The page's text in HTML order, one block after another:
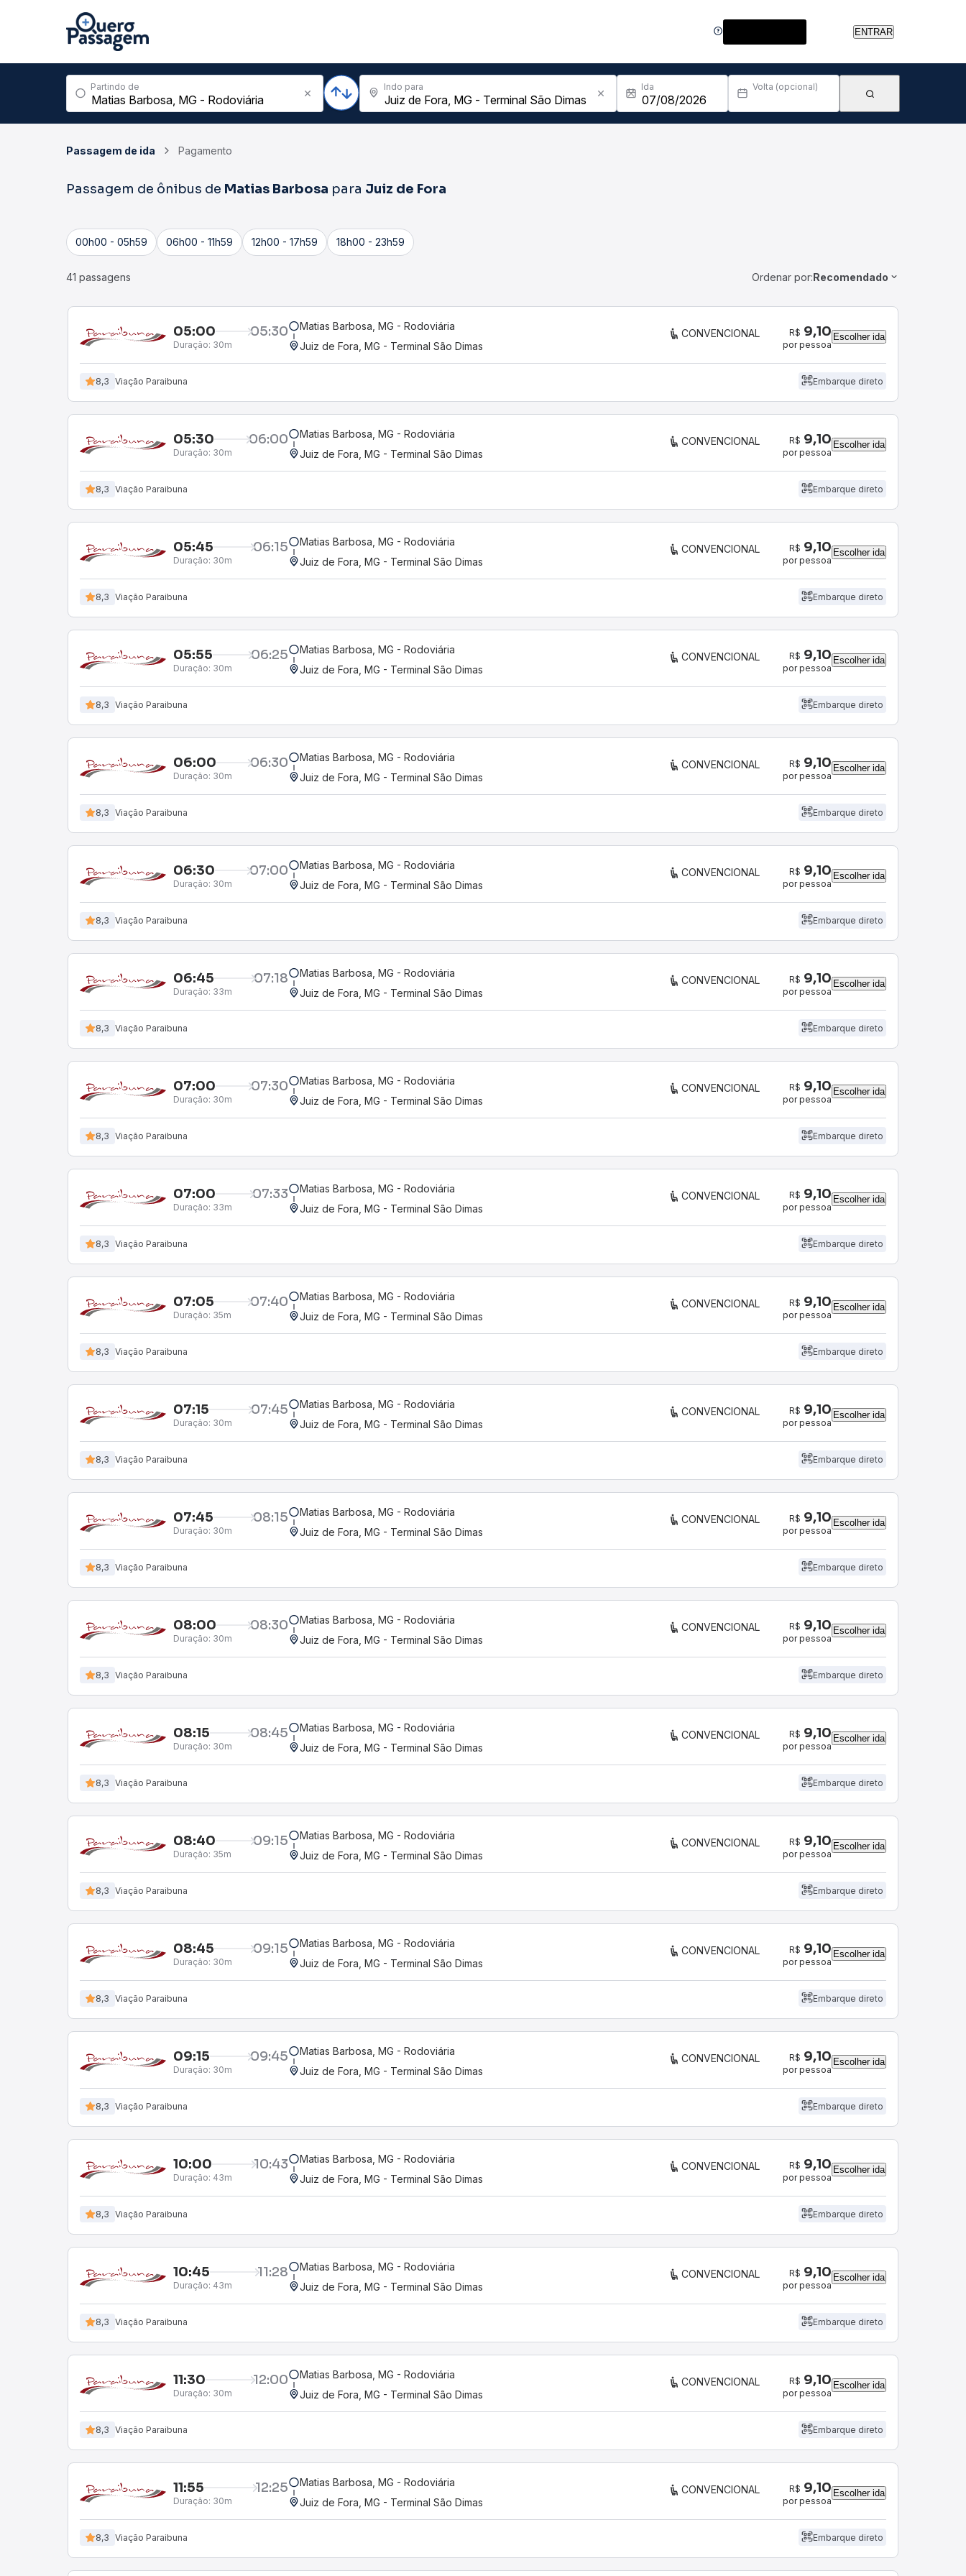
ENTRAR
Partindo de Indo para Ida Volta (opcional)
Passagem de ida Pagamento
Passagem de ônibus de Matias Barbosa para Juiz de Fora
00h00 - 05h59 06h00 - 11h59 12h00 - 17h59 18h00 - 23h59
41 passagens Ordenar por:Recomendado
05:00 05:30
Duração: 30m
Matias Barbosa, MG - Rodoviária
Juiz de Fora, MG - Terminal São Dimas
CONVENCIONAL R$ 9,10
por pessoa
Escolher ida
8,3 Viação Paraibuna Embarque direto
05:30 06:00
Duração: 30m
Matias Barbosa, MG - Rodoviária
Juiz de Fora, MG - Terminal São Dimas
CONVENCIONAL R$ 9,10
por pessoa
Escolher ida
8,3 Viação Paraibuna Embarque direto
05:45 06:15
Duração: 30m
Matias Barbosa, MG - Rodoviária
Juiz de Fora, MG - Terminal São Dimas
CONVENCIONAL R$ 9,10
por pessoa
Escolher ida
8,3 Viação Paraibuna Embarque direto
05:55 06:25
Duração: 30m
Matias Barbosa, MG - Rodoviária
Juiz de Fora, MG - Terminal São Dimas
CONVENCIONAL R$ 9,10
por pessoa
Escolher ida
8,3 Viação Paraibuna Embarque direto
06:00 06:30
Duração: 30m
Matias Barbosa, MG - Rodoviária
Juiz de Fora, MG - Terminal São Dimas
CONVENCIONAL R$ 9,10
por pessoa
Escolher ida
8,3 Viação Paraibuna Embarque direto
06:30 07:00
Duração: 30m
Matias Barbosa, MG - Rodoviária
Juiz de Fora, MG - Terminal São Dimas
CONVENCIONAL R$ 9,10
por pessoa
Escolher ida
8,3 Viação Paraibuna Embarque direto
06:45 07:18
Duração: 33m
Matias Barbosa, MG - Rodoviária
Juiz de Fora, MG - Terminal São Dimas
CONVENCIONAL R$ 9,10
por pessoa
Escolher ida
8,3 Viação Paraibuna Embarque direto
07:00 07:30
Duração: 30m
Matias Barbosa, MG - Rodoviária
Juiz de Fora, MG - Terminal São Dimas
CONVENCIONAL R$ 9,10
por pessoa
Escolher ida
8,3 Viação Paraibuna Embarque direto
07:00 07:33
Duração: 33m
Matias Barbosa, MG - Rodoviária
Juiz de Fora, MG - Terminal São Dimas
CONVENCIONAL R$ 9,10
por pessoa
Escolher ida
8,3 Viação Paraibuna Embarque direto
07:05 07:40
Duração: 35m
Matias Barbosa, MG - Rodoviária
Juiz de Fora, MG - Terminal São Dimas
CONVENCIONAL R$ 9,10
por pessoa
Escolher ida
8,3 Viação Paraibuna Embarque direto
07:15 07:45
Duração: 30m
Matias Barbosa, MG - Rodoviária
Juiz de Fora, MG - Terminal São Dimas
CONVENCIONAL R$ 9,10
por pessoa
Escolher ida
8,3 Viação Paraibuna Embarque direto
07:45 08:15
Duração: 30m
Matias Barbosa, MG - Rodoviária
Juiz de Fora, MG - Terminal São Dimas
CONVENCIONAL R$ 9,10
por pessoa
Escolher ida
8,3 Viação Paraibuna Embarque direto
08:00 08:30
Duração: 30m
Matias Barbosa, MG - Rodoviária
Juiz de Fora, MG - Terminal São Dimas
CONVENCIONAL R$ 9,10
por pessoa
Escolher ida
8,3 Viação Paraibuna Embarque direto
08:15 08:45
Duração: 30m
Matias Barbosa, MG - Rodoviária
Juiz de Fora, MG - Terminal São Dimas
CONVENCIONAL R$ 9,10
por pessoa
Escolher ida
8,3 Viação Paraibuna Embarque direto
08:40 09:15
Duração: 35m
Matias Barbosa, MG - Rodoviária
Juiz de Fora, MG - Terminal São Dimas
CONVENCIONAL R$ 9,10
por pessoa
Escolher ida
8,3 Viação Paraibuna Embarque direto
08:45 09:15
Duração: 30m
Matias Barbosa, MG - Rodoviária
Juiz de Fora, MG - Terminal São Dimas
CONVENCIONAL R$ 9,10
por pessoa
Escolher ida
8,3 Viação Paraibuna Embarque direto
09:15 09:45
Duração: 30m
Matias Barbosa, MG - Rodoviária
Juiz de Fora, MG - Terminal São Dimas
CONVENCIONAL R$ 9,10
por pessoa
Escolher ida
8,3 Viação Paraibuna Embarque direto
10:00 10:43
Duração: 43m
Matias Barbosa, MG - Rodoviária
Juiz de Fora, MG - Terminal São Dimas
CONVENCIONAL R$ 9,10
por pessoa
Escolher ida
8,3 Viação Paraibuna Embarque direto
10:45 11:28
Duração: 43m
Matias Barbosa, MG - Rodoviária
Juiz de Fora, MG - Terminal São Dimas
CONVENCIONAL R$ 9,10
por pessoa
Escolher ida
8,3 Viação Paraibuna Embarque direto
11:30 12:00
Duração: 30m
Matias Barbosa, MG - Rodoviária
Juiz de Fora, MG - Terminal São Dimas
CONVENCIONAL R$ 9,10
por pessoa
Escolher ida
8,3 Viação Paraibuna Embarque direto
11:55 12:25
Duração: 30m
Matias Barbosa, MG - Rodoviária
Juiz de Fora, MG - Terminal São Dimas
CONVENCIONAL R$ 9,10
por pessoa
Escolher ida
8,3 Viação Paraibuna Embarque direto